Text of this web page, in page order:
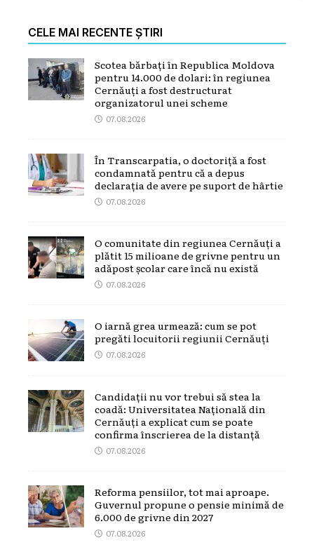
CELE MAI RECENTE ȘTIRI
Scotea bărbați în Republica Moldova
pentru 14.000 de dolari: în regiunea
Cernăuți a fost destructurat
organizatorul unei scheme
07.08.2026
În Transcarpatia, o doctoriță a fost
condamnată pentru că a depus
declarația de avere pe suport de hârtie
07.08.2026
O comunitate din regiunea Cernăuți a
plătit 15 milioane de grivne pentru un
adăpost școlar care încă nu există
07.08.2026
O iarnă grea urmează: cum se pot
pregăti locuitorii regiunii Cernăuți
07.08.2026
Candidații nu vor trebui să stea la
coadă: Universitatea Națională din
Cernăuți a explicat cum se poate
confirma înscrierea de la distanță
07.08.2026
Reforma pensiilor, tot mai aproape.
Guvernul propune o pensie minimă de
6.000 de grivne din 2027
07.08.2026